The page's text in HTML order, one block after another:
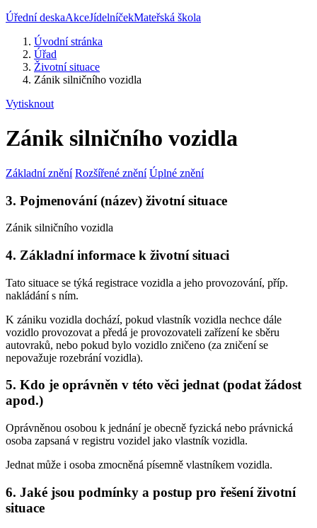
Úřední deskaAkceJídelníčekMateřská škola
Úvodní stránka
Úřad
Životní situace
Zánik silničního vozidla
Vytisknout
Zánik silničního vozidla
Základní znění Rozšířené znění Úplné znění
3. Pojmenování (název) životní situace
Zánik silničního vozidla
4. Základní informace k životní situaci
Tato situace se týká registrace vozidla a jeho provozování, příp.
nakládání s ním.
K zániku vozidla dochází, pokud vlastník vozidla nechce dále
vozidlo provozovat a předá je provozovateli zařízení ke sběru
autovraků, nebo pokud bylo vozidlo zničeno (za zničení se
nepovažuje rozebrání vozidla).
5. Kdo je oprávněn v této věci jednat (podat žádost
apod.)
Oprávněnou osobou k jednání je obecně fyzická nebo právnická
osoba zapsaná v registru vozidel jako vlastník vozidla.
Jednat může i osoba zmocněná písemně vlastníkem vozidla.
6. Jaké jsou podmínky a postup pro řešení životní
situace